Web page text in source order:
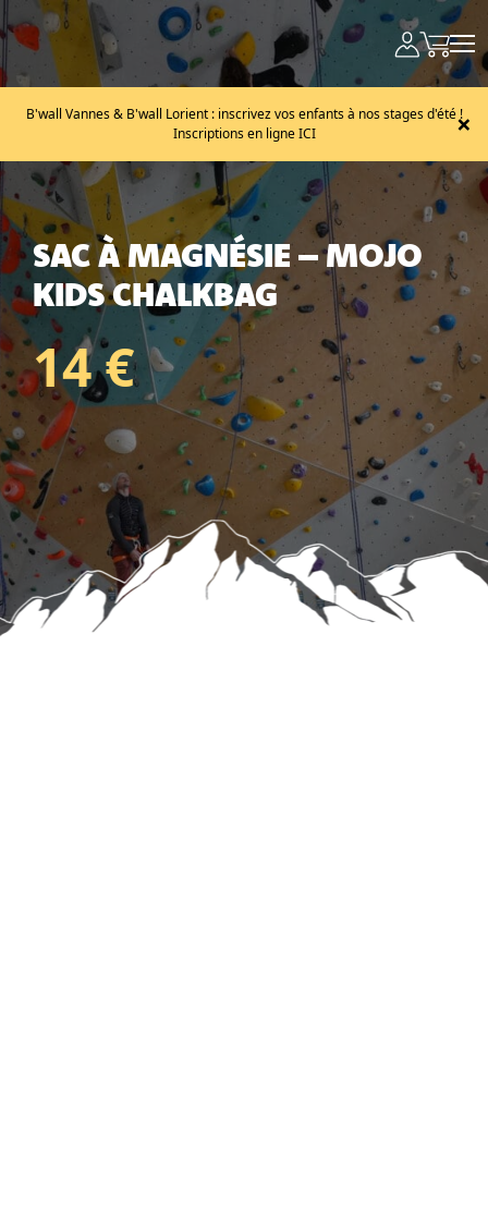
B'wall Vannes & B'wall Lorient : inscrivez vos enfants à nos stages d'été !
Inscriptions en ligne ICI
×
SAC À MAGNÉSIE – MOJO
KIDS CHALKBAG
14 €